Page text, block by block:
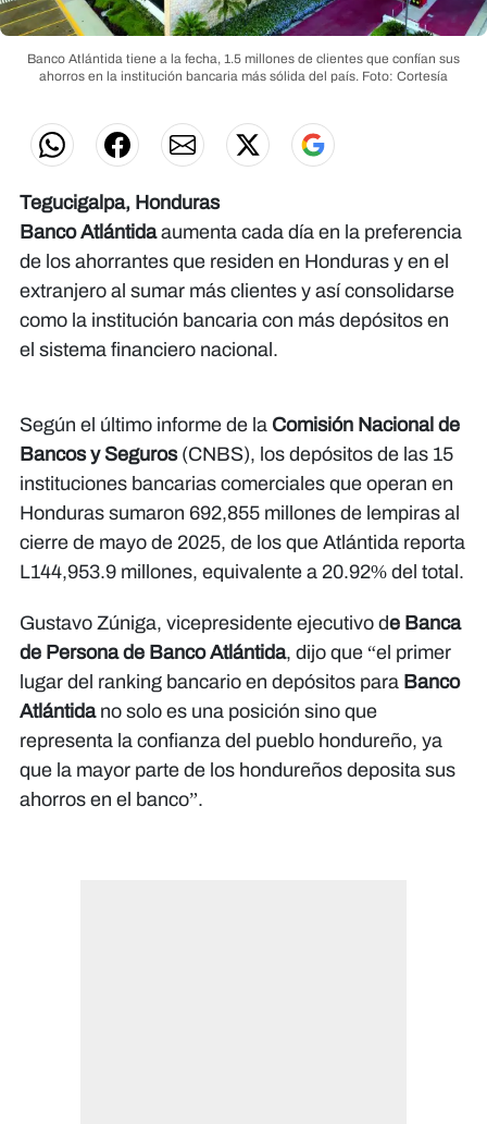
Banco Atlántida tiene a la fecha, 1.5 millones de clientes que confían sus
ahorros en la institución bancaria más sólida del país. Foto: Cortesía
Tegucigalpa, Honduras
Banco Atlántidaaumenta cada día en la preferencia
de los ahorrantes que residen en Honduras y en el
extranjero al sumar más clientes y así consolidarse
como la institución bancaria con más depósitos en
el sistema financiero nacional.
Según el último informe de la Comisión Nacional de
Bancos y Seguros (CNBS), los depósitos de las 15
instituciones bancarias comerciales que operan en
Honduras sumaron 692,855 millones de lempiras al
cierre de mayo de 2025, de los que Atlántida reporta
L144,953.9 millones, equivalente a 20.92% del total.
Gustavo Zúniga, vicepresidente ejecutivo de Banca
de Persona de Banco Atlántida, dijo que “el primer
lugar del ranking bancario en depósitos para Banco
Atlántidano solo es una posición sino que
representa la confianza del pueblo hondureño, ya
que la mayor parte de los hondureños deposita sus
ahorros en el banco”.